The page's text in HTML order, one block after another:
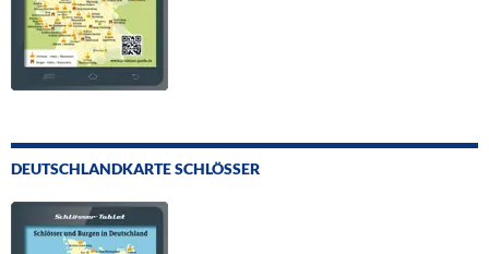
DEUTSCHLANDKARTE SCHLÖSSER